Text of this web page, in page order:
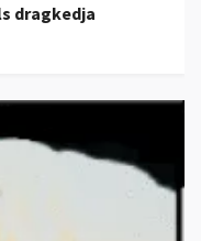
dragkedja